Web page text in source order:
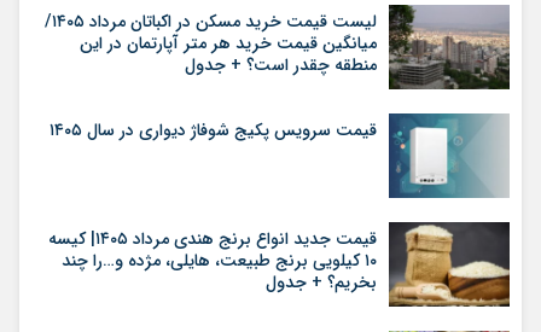
لیست قیمت خرید مسکن در اکباتان مرداد ۱۴۰۵/
میانگین قیمت خرید هر متر آپارتمان در این
منطقه چقدر است؟ + جدول
قیمت سرویس پکیج شوفاژ دیواری در سال ۱۴۰۵
قیمت جدید انواع برنج هندی مرداد ۱۴۰۵| کیسه
۱۰ کیلویی برنج طبیعت، هایلی، مژده و…را چند
بخریم؟ + جدول